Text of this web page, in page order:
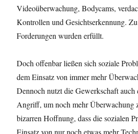
Videoüberwachung, Bodycams,
Kontrollen und Gesichtserkennung.
Forderungen wurden erfüllt.
Doch offenbar ließen sich soziale
dem Einsatz von immer mehr
Dennoch nutzt die Gewerkschaft auch
Angriff, um noch mehr Überwachung
bizarren Hoffnung, dass die sozialen
Einsatz von nur noch etwas mehr